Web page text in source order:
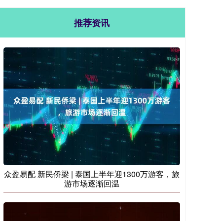
推荐资讯
众盈易配 新民侨梁 | 泰国上半年迎1300万游客，旅
游市场逐渐回温